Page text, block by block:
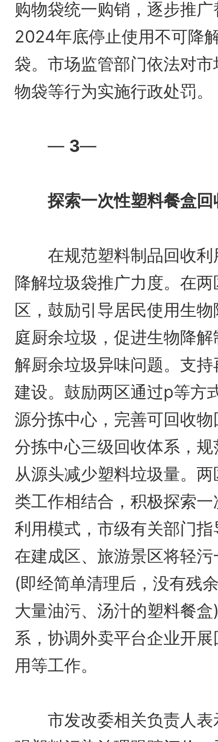
购物袋统一购销，逐步推
2024年底停止使用不可降
袋。市场监管部门依法对
物袋等行为实施行政处罚。
— 3—
探索一次性塑料餐盒回
在规范塑料制品回收利
降解垃圾袋推广力度。在
区，鼓励引导居民使用生
庭厨余垃圾，促进生物降
解厨余垃圾异味问题。支
建设。鼓励两区通过p等方
源分拣中心，完善可回收
分拣中心三级回收体系，
从源头减少塑料垃圾量。
类工作相结合，积极探索
利用模式，市级有关部门
在建成区、旅游景区将轻
(即经简单清理后，没有残
大量油污、汤汁的塑料餐
系，协调外卖平台企业开
用等工作。
市发改委相关负责人表